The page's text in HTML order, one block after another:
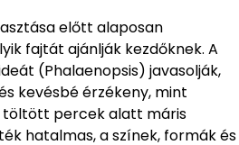
előtt alaposan
fajtát ajánlják kezdőknek. A
(Phalaenopsis) javasolják,
kevésbé érzékeny, mint
töltött percek alatt máris
hatalmas, a színek, formák és